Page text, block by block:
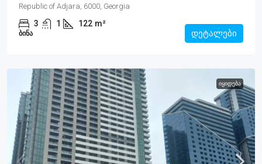
Republic of Adjara, 6000, Georgia
3 1 122 m²
ᲑᲘᲜᲐ დეტალები
ᲘᲧᲘᲓᲔᲑᲐ